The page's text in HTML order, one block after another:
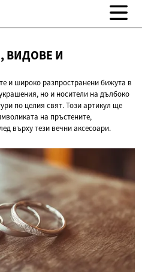
ВИДОВЕ И
и широко разпространени бижута в
но и носители на дълбоко
по целия свят. Този артикул ще
на пръстените,
върху тези вечни аксесоари.